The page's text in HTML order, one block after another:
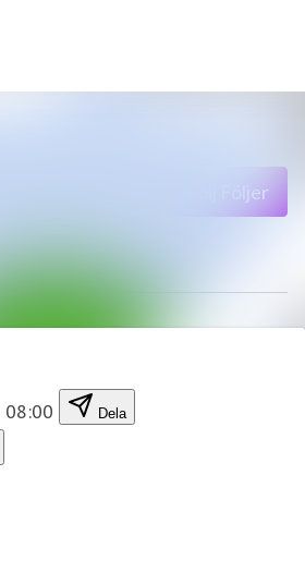
Följer
Dela